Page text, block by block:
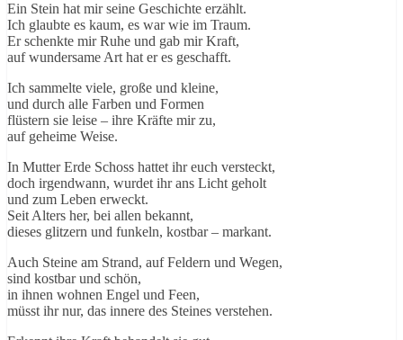
Ein Stein hat mir seine Geschichte erzählt.
Ich glaubte es kaum, es war wie im Traum.
Er schenkte mir Ruhe und gab mir Kraft,
auf wundersame Art hat er es geschafft.
Ich sammelte viele, große und kleine,
und durch alle Farben und Formen
flüstern sie leise – ihre Kräfte mir zu,
auf geheime Weise.
In Mutter Erde Schoss hattet ihr euch versteckt,
doch irgendwann, wurdet ihr ans Licht geholt
und zum Leben erweckt.
Seit Alters her, bei allen bekannt,
dieses glitzern und funkeln, kostbar – markant.
Auch Steine am Strand, auf Feldern und Wegen,
sind kostbar und schön,
in ihnen wohnen Engel und Feen,
müsst ihr nur, das innere des Steines verstehen.